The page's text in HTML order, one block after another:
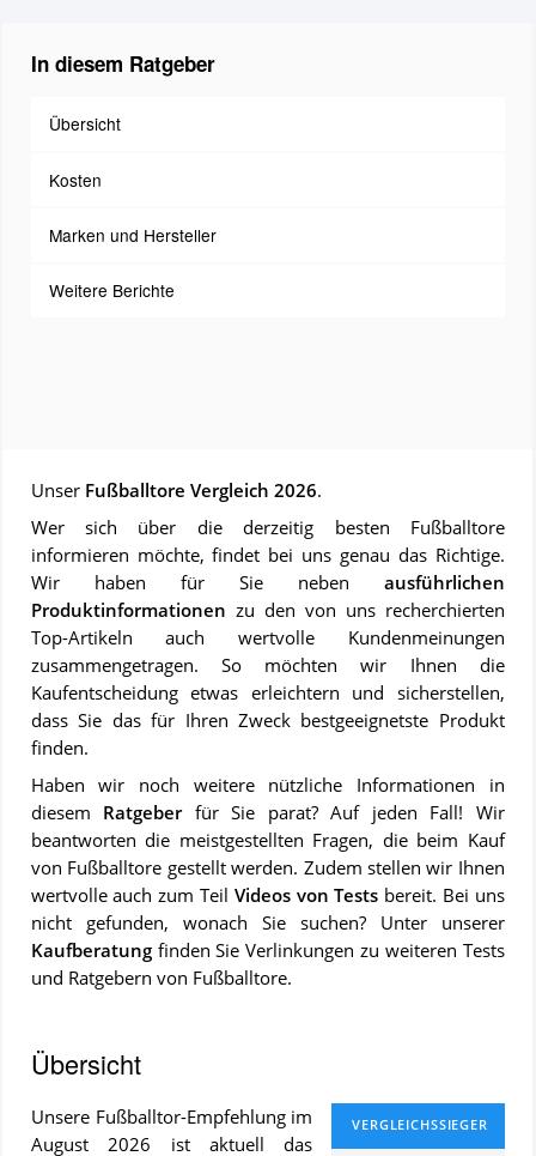
In diesem Ratgeber
Übersicht
Kosten
Marken und Hersteller
Weitere Berichte
Unser Fußballtore Vergleich 2026.
Wer sich über die derzeitig besten Fußballtore
informieren möchte, findet bei uns genau das Richtige.
Wir haben für Sie neben ausführlichen
Produktinformationen zu den von uns recherchierten
Top-Artikeln auch wertvolle Kundenmeinungen
zusammengetragen. So möchten wir Ihnen die
Kaufentscheidung etwas erleichtern und sicherstellen,
dass Sie das für Ihren Zweck bestgeeignetste Produkt
finden.
Haben wir noch weitere nützliche Informationen in
diesem Ratgeberfür Sie parat? Auf jeden Fall! Wir
beantworten die meistgestellten Fragen, die beim Kauf
von Fußballtore gestellt werden. Zudem stellen wir Ihnen
wertvolle auch zum Teil Videos von Tests bereit. Bei uns
nicht gefunden, wonach Sie suchen? Unter unserer
Kaufberatungfinden Sie Verlinkungen zu weiteren Tests
und Ratgebern von Fußballtore.
Übersicht
Un­se­re Fußballtor-Emp­feh­lung im
August 2026 ist ak­tu­ell das